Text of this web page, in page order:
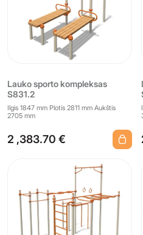
Lauko sporto kompleksas
S831.2
Ilgis 1847 mm Plotis 2811 mm Aukštis
2705 mm
2 ,383.70 €